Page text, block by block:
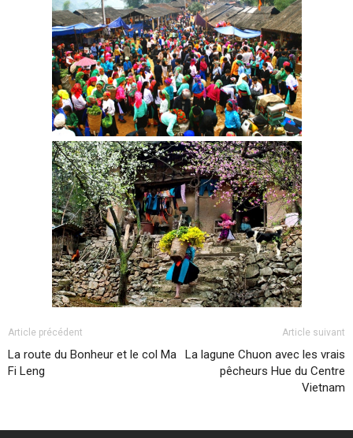
Article précédent
La route du Bonheur et le col Ma
Fi Leng
Article suivant
La lagune Chuon avec les vrais
pêcheurs Hue du Centre
Vietnam